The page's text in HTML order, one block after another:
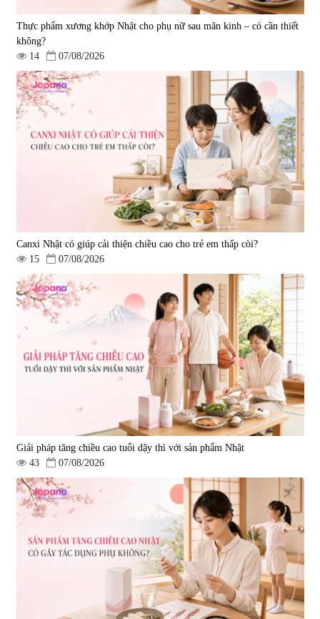
Viên uống bổ gan Ribeto Shoji
Hepaclean 60 viên
690.000 đ
Viên uống hỗ trợ cải thiện thoát
vị đĩa đệm Kyoto Has 30 viên
|14.560
1.600.000 đ
Sleepy Nhật Bản 80 viên
580.000 đ
điều trị đột quỵ Biken Kinase
Gold 60 viên
0
1.570.000 đ
Thực phẩm xương khớp Nhật cho phụ nữ sau mãn kinh – có cần thiết
không?
14
07/08/2026
Canxi Nhật có giúp cải thiện chiều cao cho trẻ em thấp còi?
15
07/08/2026
Giải pháp tăng chiều cao tuổi dậy thì với sản phẩm Nhật
43
07/08/2026